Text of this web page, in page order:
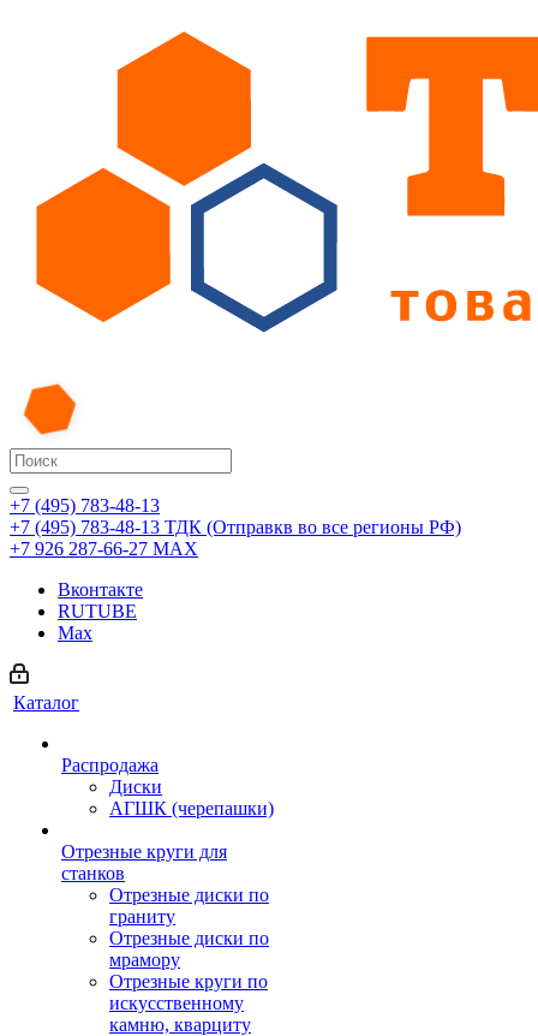
+7 (495) 783-48-13
+7 (495) 783-48-13 ТДК (Отправкв во все регионы РФ)
+7 926 287-66-27 МАХ
Вконтакте
RUTUBE
Max
Каталог
Распродажа
Диски
АГШК (черепашки)
Отрезные круги для
станков
Отрезные диски по
граниту
Отрезные диски по
мрамору
Отрезные круги по
искусственному
камню, кварциту